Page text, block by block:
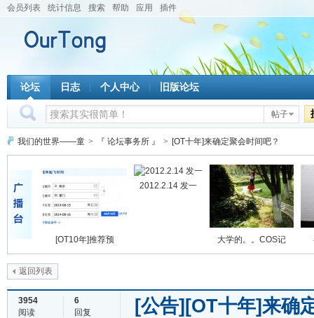
会员列表 统计信息 搜索 帮助 应用 插件
论坛 日志 个人中心 旧版论坛
帖子
我们的世界——童 > 『 论坛事务所 』 > [OT十年]来确定聚会时间吧？
[OT10年]推荐预
2012.2.14 发一
大学的。。COS记
返回列表
3954
阅读
6
回复
[公告][OT十年]来确